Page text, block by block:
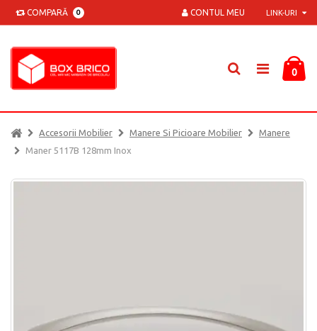
COMPARĂ 0 LINK-URI
CONTUL MEU
0
Accesorii Mobilier Manere Si Picioare Mobilier
Manere
Maner 5117B 128mm Inox